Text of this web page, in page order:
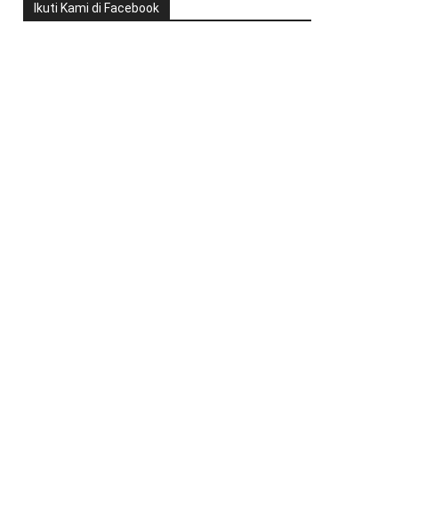
Ikuti Kami di Facebook